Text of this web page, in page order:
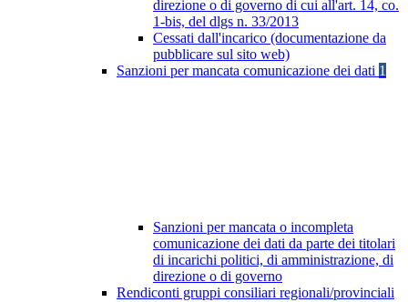
direzione o di governo di cui all'art. 14, co.
1-bis, del dlgs n. 33/2013
Cessati dall'incarico (documentazione da
pubblicare sul sito web)
Sanzioni per mancata comunicazione dei dati 1
Sanzioni per mancata o incompleta
comunicazione dei dati da parte dei titolari
di incarichi politici, di amministrazione, di
direzione o di governo
Rendiconti gruppi consiliari regionali/provinciali